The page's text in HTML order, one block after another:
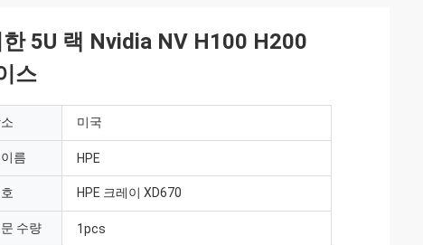
5U 랙 Nvidia NV H100 H200
스
미국
름 HPE
HPE 크레이 XD670
수량 1pcs